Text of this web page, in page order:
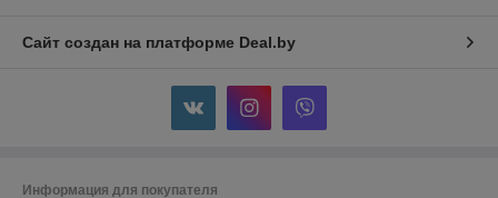
Сайт создан на платформе Deal.by
Информация для покупателя